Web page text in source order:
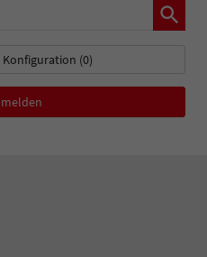
Konfiguration (0)